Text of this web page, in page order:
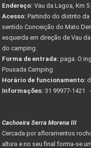
Endereço: Vau da Lagoa, Km 5
Acesso: Partindo do distrito da
sentido Conceição do Mato
esquerda em direção de Vau
do camping.
Forma de entrada: paga. O
Pousada Camping
Horário de funcionamento:
Informações: 31 99977-1421 -
Cachoeira Serra Morena III
Cercada por afloramentos
altura e no seu final forma-se